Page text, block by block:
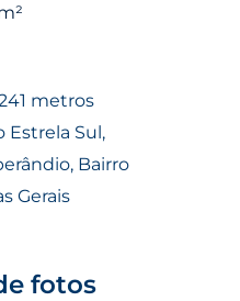
metros
Sul,
Bairro
Gerais
fotos